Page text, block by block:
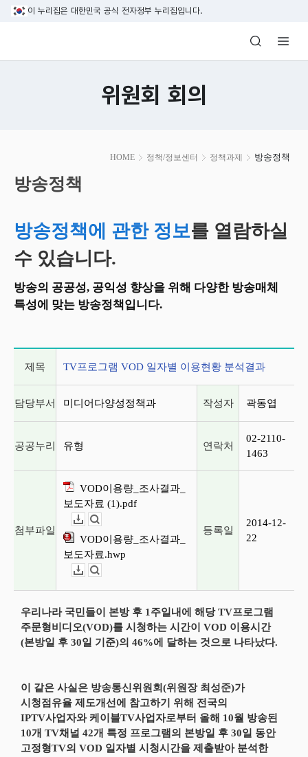
본문 바로가기
이 누리집은 대한민국 공식 전자정부 누리집입니다.
방송미디어통신위원회 Korea Media
위원회 회의
HOME 정책/정보센터 정책과제 방송정책
시
작
방송정책
방송정책에 관한 정보를 열람하실
수 있습니다.
방송의 공공성, 공익성 향상을 위해 다양한 방송매체
특성에 맞는 방송정책입니다.
제목 TV프로그램 VOD 일자별 이용현황 분석결과
담당부서 미디어다양성정책과 작성자 곽동엽
공공누리 유형 연락처
02-2110-
1463
첨부파일
VOD이용량_조사결과_
보도자료 (1).pdf
VOD이용량_조사결과_
보도자료.hwp
등록일
2014-12-
22
우리나라 국민들이 본방 후 1주일내에 해당 TV프로그램
주문형비디오(VOD)를 시청하는 시간이 VOD 이용시간
(본방일 후 30일 기준)의 46%에 달하는 것으로 나타났다.
이 같은 사실은 방송통신위원회(위원장 최성준)가
시청점유율 제도개선에 참고하기 위해 전국의
IPTV사업자와 케이블TV사업자로부터 올해 10월 방송된
10개 TV채널 42개 특정 프로그램의 본방일 후 30일 동안
고정형TV의 VOD 일자별 시청시간을 제출받아 분석한